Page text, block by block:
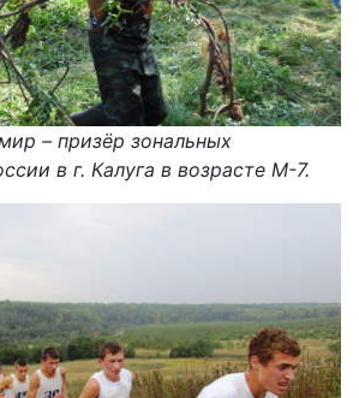
– призёр зональных
в г. Калуга в возрасте М-7.